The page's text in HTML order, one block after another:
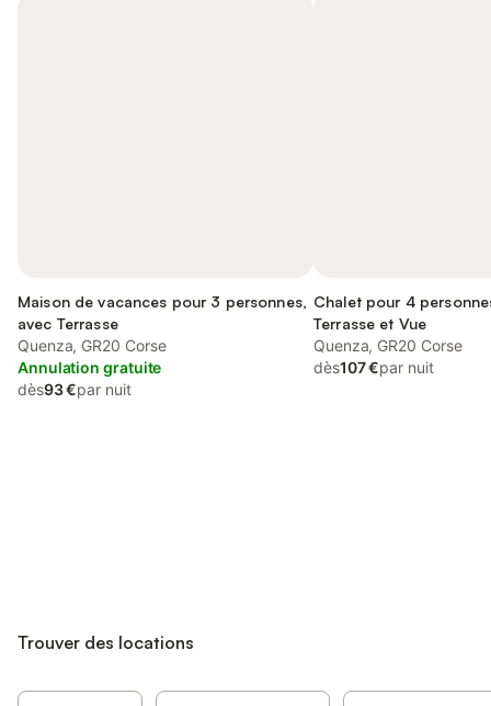
Maison de vacances pour 3 personnes,
avec Terrasse
Quenza, GR20 Corse
Annulation gratuite
dès93 €par nuit
Chalet pour 4
Terrasse et Vue
Quenza, GR20 Corse
dès107 €par nuit
Trouver des locations